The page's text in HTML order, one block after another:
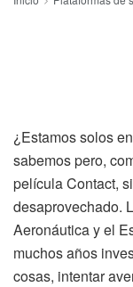
¿Estamos solos
sabemos pero,
película Contact,
desaprovechado.
Aeronáutica y el
muchos años
cosas, intentar